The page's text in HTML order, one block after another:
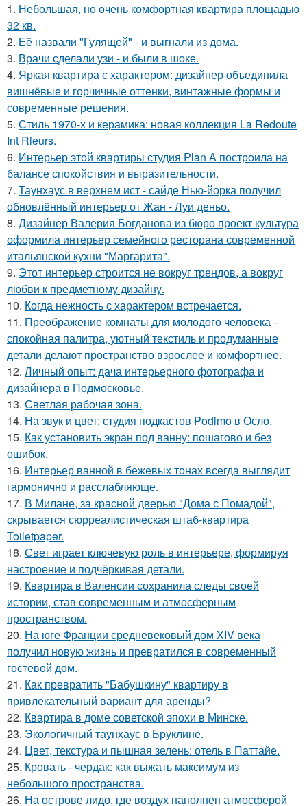
1. Небольшая, но очень комфортная квартира площадью
32 кв.
2. Её назвали "Гулящей" - и выгнали из дома.
3. Врачи сделали узи - и были в шоке.
4. Яркая квартира с характером: дизайнер объединила
вишнёвые и горчичные оттенки, винтажные формы и
современные решения.
5. Стиль 1970-х и керамика: новая коллекция La Redoute
Int Rieurs.
6. Интерьер этой квартиры студия Plan A построила на
балансе спокойствия и выразительности.
7. Таунхаус в верхнем ист - сайде Нью-йорка получил
обновлённый интерьер от Жан - Луи деньо.
8. Дизайнер Валерия Богданова из бюро проект культура
оформила интерьер семейного ресторана современной
итальянской кухни "Маргарита".
9. Этот интерьер строится не вокруг трендов, а вокруг
любви к предметному дизайну.
10. Когда нежность с характером встречается.
11. Преображение комнаты для молодого человека -
спокойная палитра, уютный текстиль и продуманные
детали делают пространство взрослее и комфортнее.
12. Личный опыт: дача интерьерного фотографа и
дизайнера в Подмосковье.
13. Светлая рабочая зона.
14. На звук и цвет: студия подкастов Podimo в Осло.
15. Как установить экран под ванну: пошагово и без
ошибок.
16. Интерьер ванной в бежевых тонах всегда выглядит
гармонично и расслабляюще.
17. В Милане, за красной дверью "Дома с Помадой",
скрывается сюрреалистическая штаб-квартира
Toiletpaper.
18. Свет играет ключевую роль в интерьере, формируя
настроение и подчёркивая детали.
19. Квартира в Валенсии сохранила следы своей
истории, став современным и атмосферным
пространством.
20. На юге Франции средневековый дом XIV века
получил новую жизнь и превратился в современный
гостевой дом.
21. Как превратить "Бабушкину" квартиру в
привлекательный вариант для аренды?
22. Квартира в доме советской эпохи в Минске.
23. Экологичный таунхаус в Бруклине.
24. Цвет, текстура и пышная зелень: отель в Паттайе.
25. Кровать - чердак: как выжать максимум из
небольшого пространства.
26. На острове лидо, где воздух наполнен атмосферой